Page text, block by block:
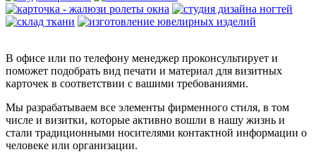
В офисе или по телефону менеджер проконсультирует и
поможет подобрать вид печати и материал для визитных
карточек в соответствии с вашими требованиями.
Мы разрабатываем все элементы фирменного стиля, в том
числе и визитки, которые активно вошли в нашу жизнь и
стали традиционными носителями контактной информации о
человеке или организации.